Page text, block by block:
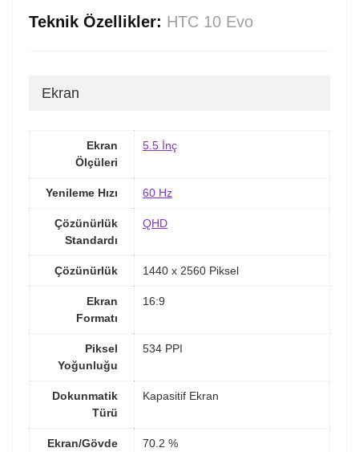
Teknik Özellikler: HTC 10 Evo
Ekran
Ekran
Ölçüleri
5.5 İnç
Yenileme Hızı 60 Hz
Çözünürlük
Standardı
QHD
Çözünürlük 1440 x 2560 Piksel
Ekran
Formatı
16:9
Piksel
Yoğunluğu
534 PPI
Dokunmatik
Türü
Kapasitif Ekran
Ekran/Gövde
70.2 %